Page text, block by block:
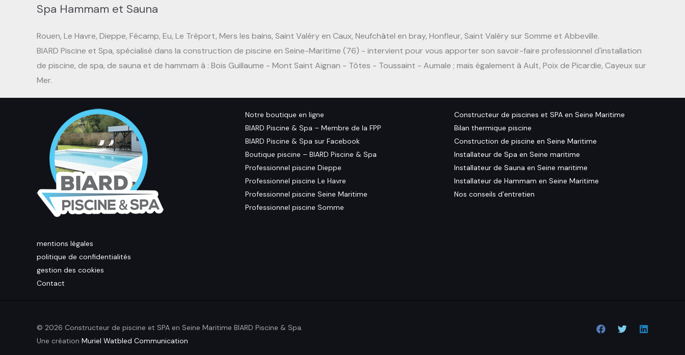
Spa Hammam et Sauna
Rouen, Le Havre, Dieppe, Fécamp, Eu, Le Tréport, Mers les bains, Saint Valéry en Caux, Neufchâtel en bray, Honfleur, Saint Valéry sur Somme et Abbeville.
BIARD Piscine et Spa, spécialisé dans la construction de piscine en Seine-Maritime (76) - intervient pour vous apporter son savoir-faire professionnel d'installation
de piscine, de spa, de sauna et de hammam à : Bois Guillaume - Mont Saint Aignan - Tôtes - Toussaint - Aumale ; mais également à Ault, Poix de Picardie, Cayeux sur
Mer.
mentions légales
politique de confidentialités
gestion des cookies
Contact
Notre boutique en ligne
BIARD Piscine & Spa – Membre de la FPP
BIARD Piscine & Spa sur Facebook
Boutique piscine – BIARD Piscine & Spa
Professionnel piscine Dieppe
Professionnel piscine Le Havre
Professionnel piscine Seine Maritime
Professionnel piscine Somme
Constructeur de piscines et SPA en Seine Maritime
Bilan thermique piscine
Construction de piscine en Seine Maritime
Installateur de Spa en Seine maritime
Installateur de Sauna en Seine maritime
Installateur de Hammam en Seine Maritime
Nos conseils d’entretien
© 2026 Constructeur de piscine et SPA en Seine Maritime BIARD Piscine & Spa.
Une création Muriel Watbled Communication